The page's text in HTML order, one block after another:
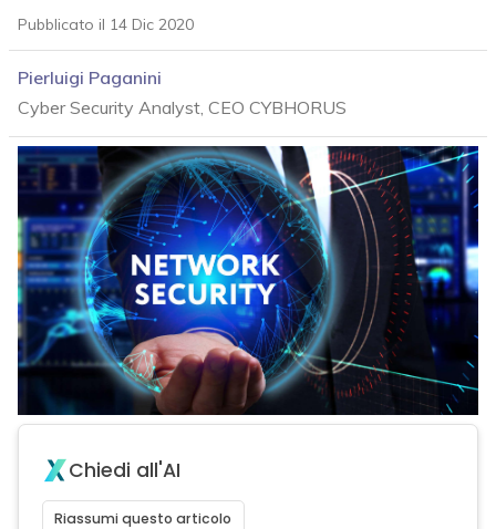
Pubblicato il 14 Dic 2020
Pierluigi Paganini
Cyber Security Analyst, CEO CYBHORUS
Chiedi all'AI
Riassumi questo articolo